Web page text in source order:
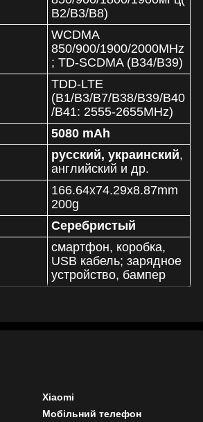
B2/B3/B8)
WCDMA
850/900/1900/2000MHz
; TD-SCDMA (B34/B39)
TDD-LTE
(B1/B3/B7/B38/B39/B40
/B41: 2555-2655MHz)
5080 mAh
русский, украинский,
английский и др.
166.64x74.29x8.87mm
200g
Серебристый
смартфон, коробка,
USB кабель; зарядное
устройство, бампер
Xiaomi
Мобільний телефон